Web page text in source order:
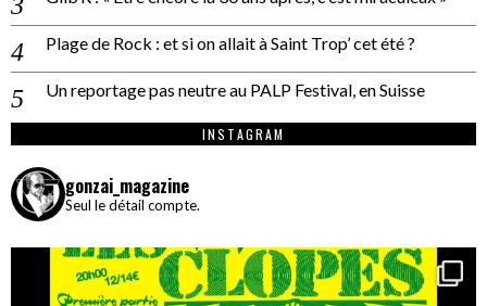
Plage de Rock : et si on allait à Saint Trop’ cet été ?
Un reportage pas neutre au PALP Festival, en Suisse
INSTAGRAM
gonzai_magazine
Seul le détail compte.